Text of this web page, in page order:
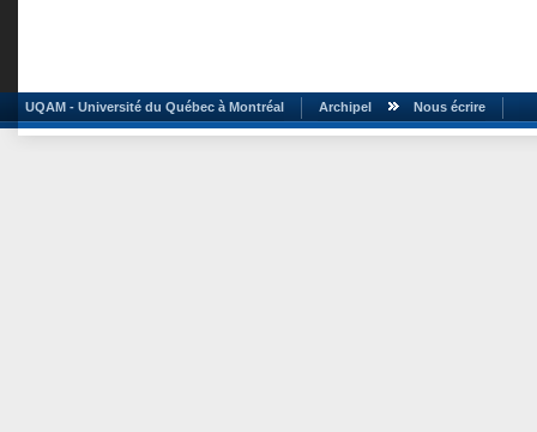
UQAM - Université du Québec à Montréal Archipel Nous écrire